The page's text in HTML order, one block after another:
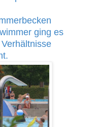
ging es